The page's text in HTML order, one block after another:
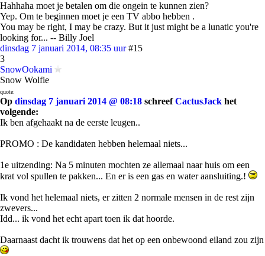
Hahhaha moet je betalen om die ongein te kunnen zien?
Yep. Om te beginnen moet je een TV abbo hebben .
You may be right, I may be crazy. But it just might be a lunatic you're
looking for... -- Billy Joel
dinsdag 7 januari 2014, 08:35 uur #15
3
SnowOokami
Snow Wolfie
quote:
Op dinsdag 7 januari 2014 @ 08:18 schreefCactusJack het
volgende:
Ik ben afgehaakt na de eerste leugen..
PROMO : De kandidaten hebben helemaal niets...
1e uitzending: Na 5 minuten mochten ze allemaal naar huis om een
krat vol spullen te pakken... En er is een gas en water aansluiting.!
Ik vond het helemaal niets, er zitten 2 normale mensen in de rest zijn
zwevers...
Idd... ik vond het echt apart toen ik dat hoorde.
Daarnaast dacht ik trouwens dat het op een onbewoond eiland zou zijn